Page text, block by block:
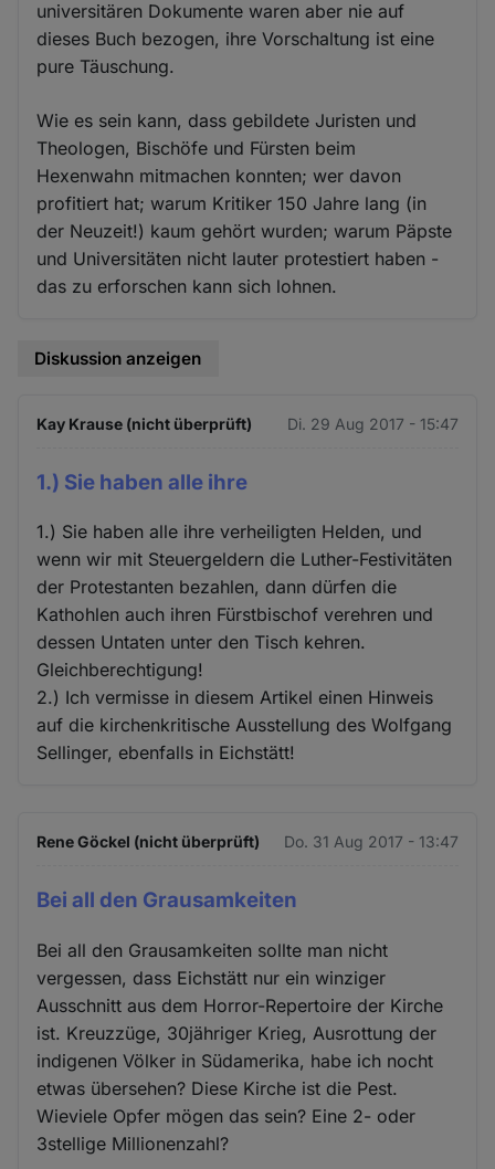
universitären Dokumente waren aber nie auf
dieses Buch bezogen, ihre Vorschaltung ist eine
pure Täuschung.
Wie es sein kann, dass gebildete Juristen und
Theologen, Bischöfe und Fürsten beim
Hexenwahn mitmachen konnten; wer davon
profitiert hat; warum Kritiker 150 Jahre lang (in
der Neuzeit!) kaum gehört wurden; warum Päpste
und Universitäten nicht lauter protestiert haben -
das zu erforschen kann sich lohnen.
Diskussion anzeigen
Kay Krause (nicht überprüft) Di. 29 Aug 2017 - 15:47
1.) Sie haben alle ihre
1.) Sie haben alle ihre verheiligten Helden, und
wenn wir mit Steuergeldern die Luther-Festivitäten
der Protestanten bezahlen, dann dürfen die
Kathohlen auch ihren Fürstbischof verehren und
dessen Untaten unter den Tisch kehren.
Gleichberechtigung!
2.) Ich vermisse in diesem Artikel einen Hinweis
auf die kirchenkritische Ausstellung des Wolfgang
Sellinger, ebenfalls in Eichstätt!
Rene Göckel (nicht überprüft) Do. 31 Aug 2017 - 13:47
Bei all den Grausamkeiten
Bei all den Grausamkeiten sollte man nicht
vergessen, dass Eichstätt nur ein winziger
Ausschnitt aus dem Horror-Repertoire der Kirche
ist. Kreuzzüge, 30jähriger Krieg, Ausrottung der
indigenen Völker in Südamerika, habe ich nocht
etwas übersehen? Diese Kirche ist die Pest.
Wieviele Opfer mögen das sein? Eine 2- oder
3stellige Millionenzahl?